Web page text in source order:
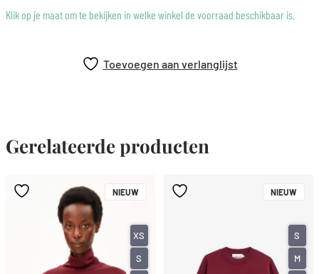
Klik op je maat om te bekijken in welke winkel de voorraad beschikbaar is.
Toevoegen aan verlanglijst
Gerelateerde producten
NIEUW
XS
S
NIEUW
S
M